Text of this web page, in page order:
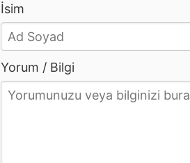
İsim
Yorum / Bilgi